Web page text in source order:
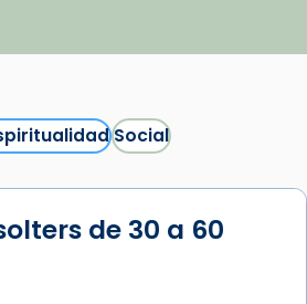
Social
de 30 a 60